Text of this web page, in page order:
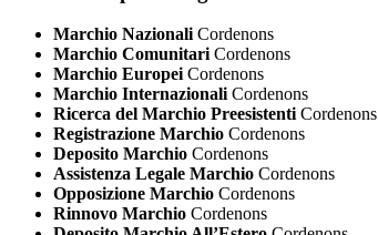
Marchio Nazionali Cordenons
Marchio Comunitari Cordenons
Marchio Europei Cordenons
Marchio Internazionali Cordenons
Ricerca del Marchio Preesistenti Cordenons
Registrazione Marchio Cordenons
Deposito Marchio Cordenons
Assistenza Legale Marchio Cordenons
Opposizione Marchio Cordenons
Rinnovo Marchio Cordenons